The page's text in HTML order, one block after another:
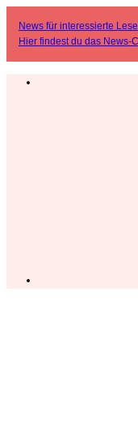
News für interessierte
Hier findest du das News-